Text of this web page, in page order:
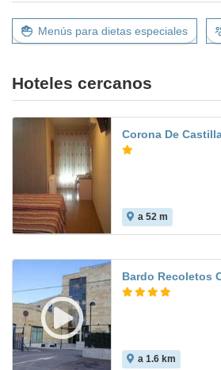
Menús para dietas especiales
Hoteles cercanos
Corona De
a 52 m
Bardo Recoletos
a 1.6 km